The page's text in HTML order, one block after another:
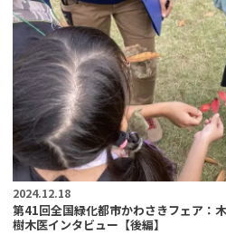
2024.12.18
第41回全国緑化都市かわさきフェア：
樹木医インタビュー【後編】